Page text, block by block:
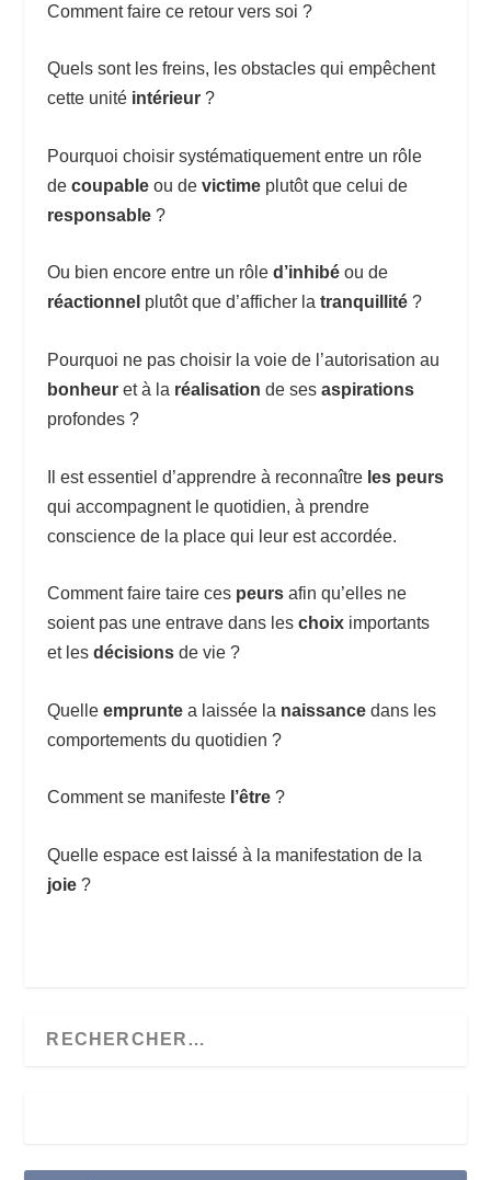
Comment faire ce retour vers soi ?
Quels sont les freins, les obstacles qui empêchent
cette unité intérieur?
Pourquoi choisir systématiquement entre un rôle
de coupableou de victimeplutôt que celui de
responsable?
Ou bien encore entre un rôle d’inhibéou de
réactionnel plutôt que d’afficher la tranquillité?
Pourquoi ne pas choisir la voie de l’autorisation au
bonheuret à la réalisation de ses aspirations
profondes ?
Il est essentiel d’apprendre à reconnaître les peurs
qui accompagnent le quotidien, à prendre
conscience de la place qui leur est accordée.
Comment faire taire ces peursafin qu’elles ne
soient pas une entrave dans les choix importants
et les décisionsde vie ?
Quelle empruntea laissée la naissancedans les
comportements du quotidien ?
Comment se manifeste l’être?
Quelle espace est laissé à la manifestation de la
joie?